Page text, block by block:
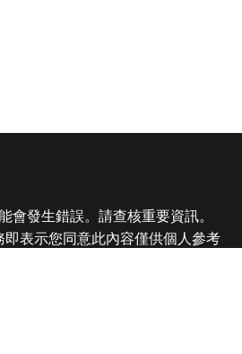
會發生錯誤。請查核重要資訊。
表示您同意此內容僅供個人參考